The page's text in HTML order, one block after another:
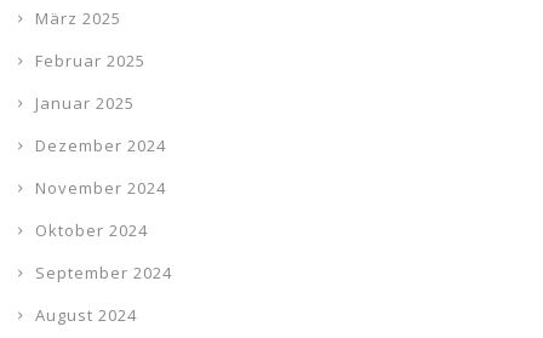
März 2025
Februar 2025
Januar 2025
Dezember 2024
November 2024
Oktober 2024
September 2024
August 2024